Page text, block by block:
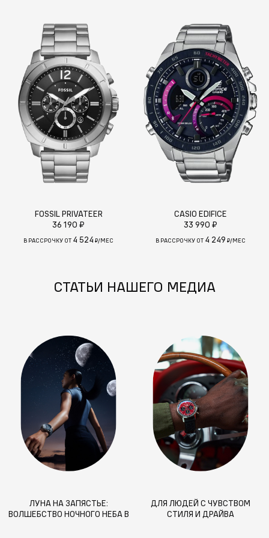
FOSSIL PRIVATEER
36 190 ₽
В РАССРОЧКУ ОТ 4 524 ₽/МЕС
CASIO EDIFICE
33 990 ₽
В РАССРОЧКУ ОТ 4 249 ₽/МЕС
СТАТЬИ НАШЕГО МЕДИА
ЛУНА НА ЗАПЯСТЬЕ:
ВОЛШЕБСТВО НОЧНОГО НЕБА В
ДЛЯ ЛЮДЕЙ С ЧУВСТВОМ
СТИЛЯ И ДРАЙВА